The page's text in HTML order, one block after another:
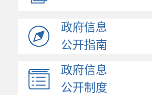
政府信息
公开指南
政府信息
公开制度
政府工作报告
统计信息
政府采购
价格与收费